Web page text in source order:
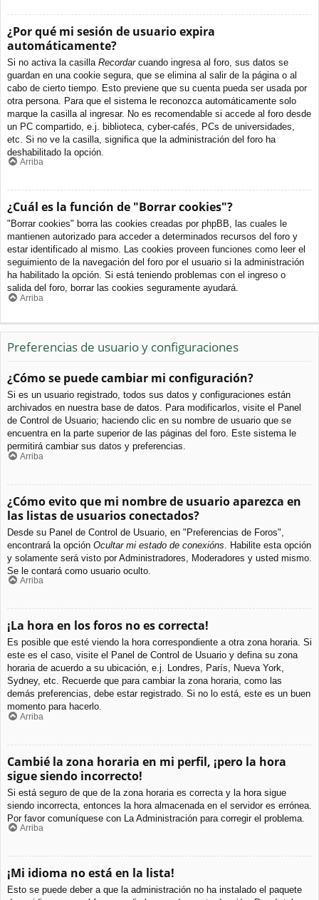
¿Por qué mi sesión de usuario expira
automáticamente?
Si no activa la casilla Recordarcuando ingresa al foro, sus datos se
guardan en una cookie segura, que se elimina al salir de la página o al
cabo de cierto tiempo. Esto previene que su cuenta pueda ser usada por
otra persona. Para que el sistema le reconozca automáticamente solo
marque la casilla al ingresar. No es recomendable si accede al foro desde
un PC compartido, e.j. biblioteca, cyber-cafés, PCs de universidades,
etc. Si no ve la casilla, significa que la administración del foro ha
deshabilitado la opción.
Arriba
¿Cuál es la función de "Borrar cookies"?
"Borrar cookies" borra las cookies creadas por phpBB, las cuales le
mantienen autorizado para acceder a determinados recursos del foro y
estar identificado al mismo. Las cookies proveen funciones como leer el
seguimiento de la navegación del foro por el usuario si la administración
ha habilitado la opción. Si está teniendo problemas con el ingreso o
salida del foro, borrar las cookies seguramente ayudará.
Arriba
Preferencias de usuario y configuraciones
¿Cómo se puede cambiar mi configuración?
Si es un usuario registrado, todos sus datos y configuraciones están
archivados en nuestra base de datos. Para modificarlos, visite el Panel
de Control de Usuario; haciendo clic en su nombre de usuario que se
encuentra en la parte superior de las páginas del foro. Este sistema le
permitirá cambiar sus datos y preferencias.
Arriba
¿Cómo evito que mi nombre de usuario aparezca en
las listas de usuarios conectados?
Desde su Panel de Control de Usuario, en "Preferencias de Foros",
encontrará la opción Ocultar mi estado de conexións . Habilite esta opción
y solamente será visto por Administradores, Moderadores y usted mismo.
Se le contará como usuario oculto.
Arriba
¡La hora en los foros no es correcta!
Es posible que esté viendo la hora correspondiente a otra zona horaria. Si
este es el caso, visite el Panel de Control de Usuario y defina su zona
horaria de acuerdo a su ubicación, e.j. Londres, París, Nueva York,
Sydney, etc. Recuerde que para cambiar la zona horaria, como las
demás preferencias, debe estar registrado. Si no lo está, este es un buen
momento para hacerlo.
Arriba
Cambié la zona horaria en mi perfil, ¡pero la hora
sigue siendo incorrecto!
Si está seguro de que de la zona horaria es correcta y la hora sigue
siendo incorrecta, entonces la hora almacenada en el servidor es errónea.
Por favor comuníquese con La Administración para corregir el problema.
Arriba
¡Mi idioma no está en la lista!
Esto se puede deber a que la administración no ha instalado el paquete